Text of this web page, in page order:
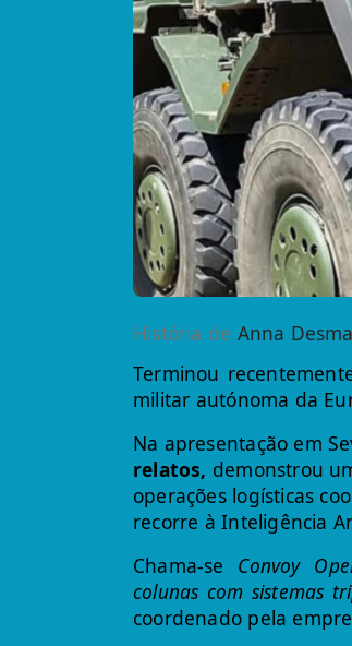
História de Anna
Terminou
militar autónoma da
Na apresentação em
relatos, demonstrou
operações logísticas
recorre à Inteligência
Chama-se Convoy
colunas com sistemas
coordenado pela